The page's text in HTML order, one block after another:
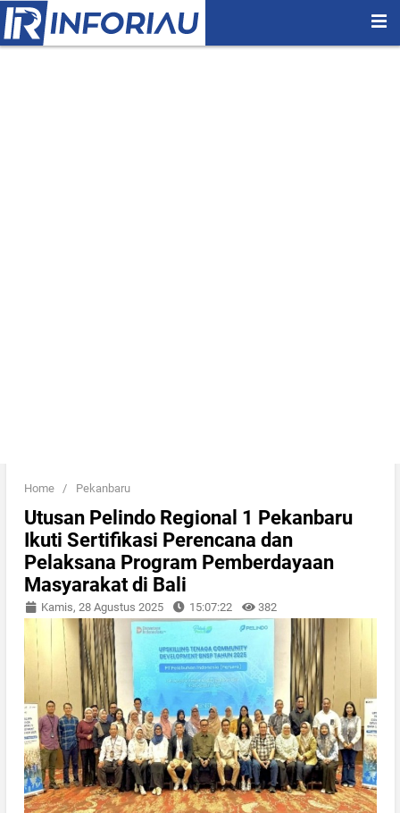
Home / Pekanbaru
Utusan Pelindo Regional 1 Pekanbaru
Ikuti Sertifikasi Perencana dan
Pelaksana Program Pemberdayaan
Masyarakat di Bali
Kamis, 28 Agustus 2025 15:07:22 382